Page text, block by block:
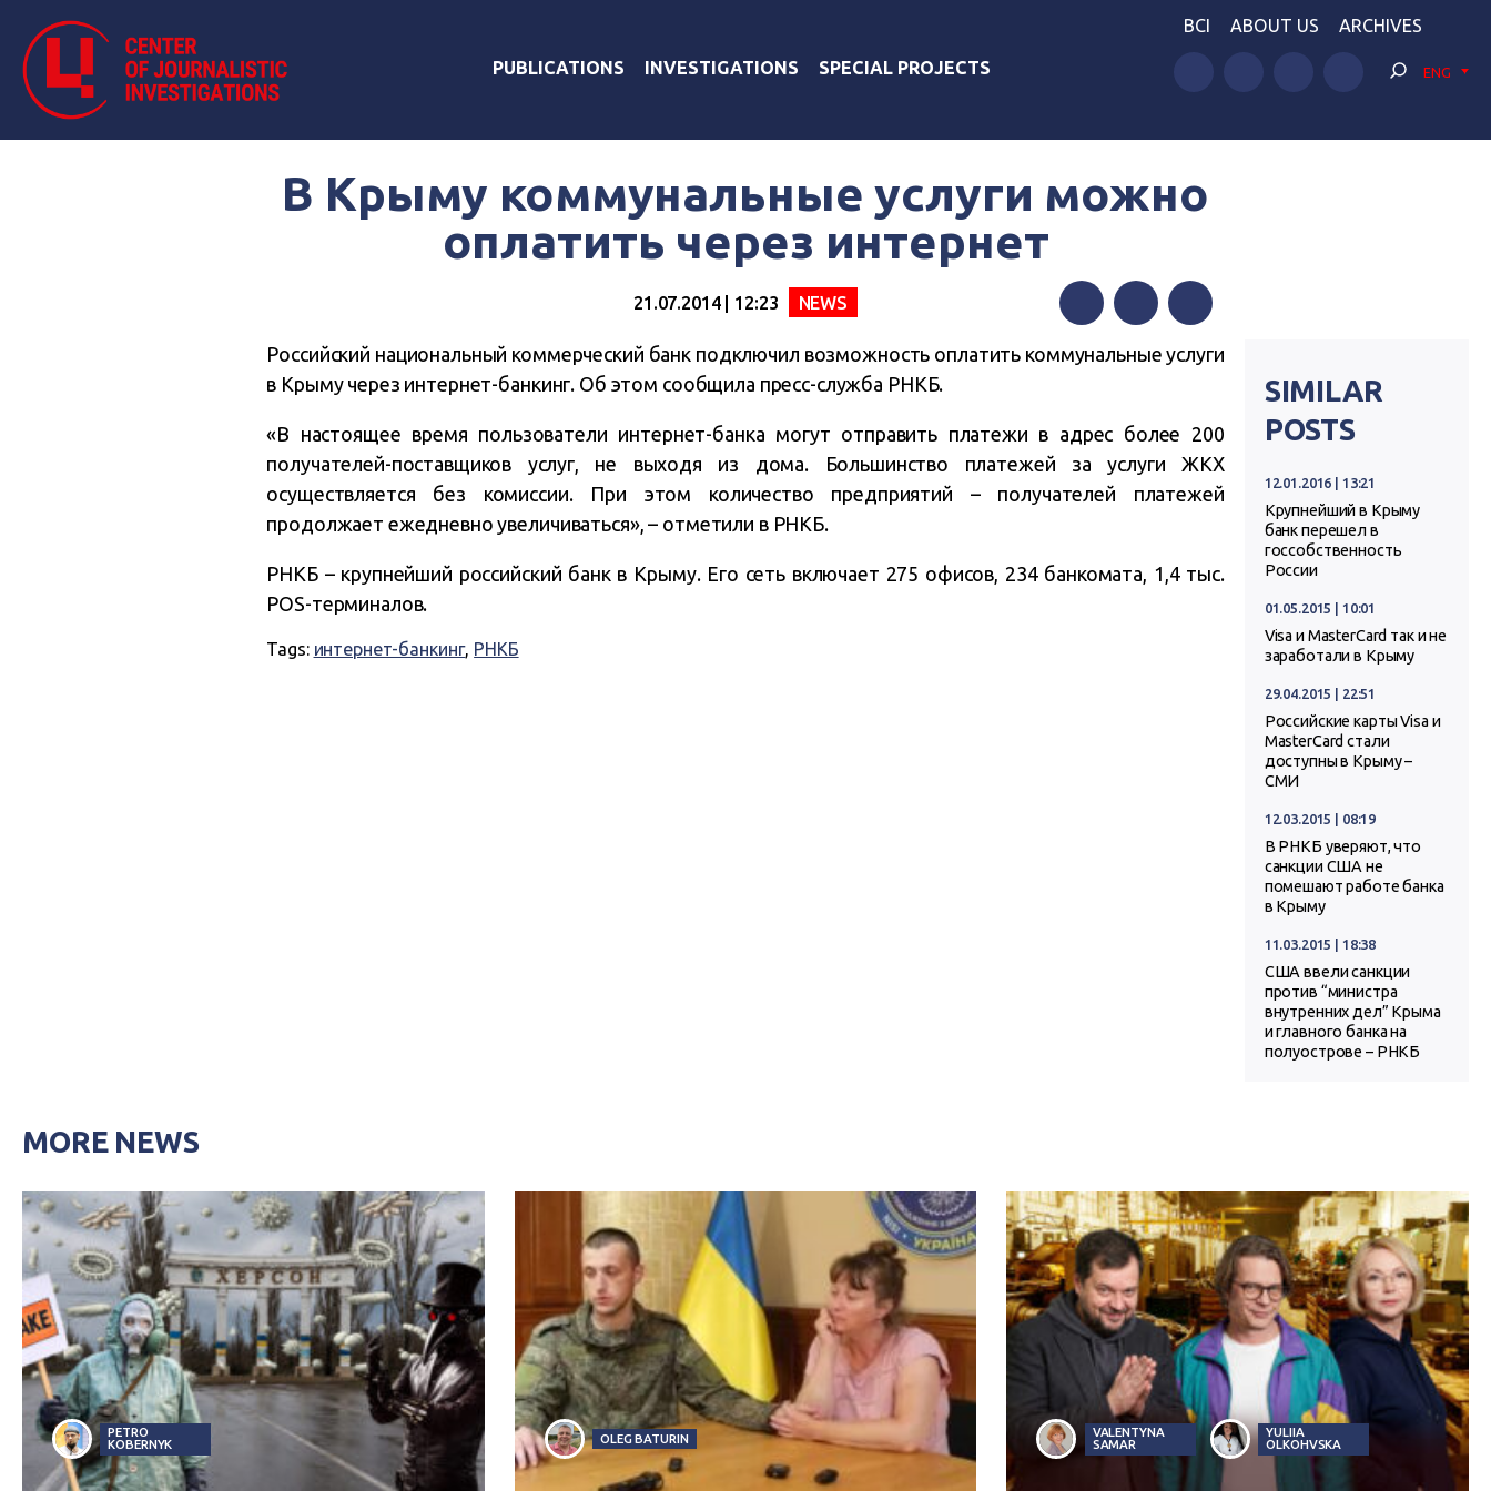
PUBLICATIONS INVESTIGATIONS SPECIAL PROJECTS
BCI ABOUT US ARCHIVES
ENG
В Крыму коммунальные услуги можно
оплатить через интернет
21.07.2014 | 12:23 NEWS
FacebookTwitterTelegram
Российский национальный коммерческий банк подключил возможность оплатить коммунальные услуги
в Крыму через интернет-банкинг. Об этом сообщила пресс-служба РНКБ.
«В настоящее время пользователи интернет-банка могут отправить платежи в адрес более 200
получателей-поставщиков услуг, не выходя из дома. Большинство платежей за услуги ЖКХ
осуществляется без комиссии. При этом количество предприятий – получателей платежей
продолжает ежедневно увеличиваться», – отметили в РНКБ.
РНКБ – крупнейший российский банк в Крыму. Его сеть включает 275 офисов, 234 банкомата, 1,4 тыс.
POS-терминалов.
Tags: интернет-банкинг, РНКБ
SIMILAR
POSTS
12.01.2016 | 13:21
Крупнейший в Крыму
банк перешел в
госсобственность
России
01.05.2015 | 10:01
Visa и MasterCard так и не
заработали в Крыму
29.04.2015 | 22:51
Российские карты Visa и
MasterCard стали
доступны в Крыму –
СМИ
12.03.2015 | 08:19
В РНКБ уверяют, что
санкции США не
помешают работе банка
в Крыму
11.03.2015 | 18:38
США ввели санкции
против “министра
внутренних дел” Крыма
и главного банка на
полуострове – РНКБ
MORE NEWS
PETRO
KOBERNYK
OLEG BATURIN
VALENTYNA
SAMAR
YULIIA
OLKOHVSKA